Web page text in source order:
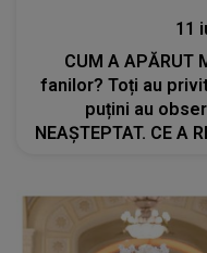
11
CUM A APĂRUT
fanilor? Toți au
puțini au
NEAȘTEPTAT. CE A